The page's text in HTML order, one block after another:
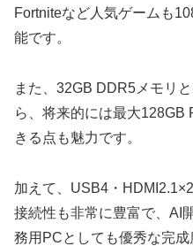
Fortniteなど人気ゲームも
能です。
また、32GB DDR5メモリ
ら、将来的には最大128GB
きる点も魅力です。
加えて、USB4・
接続性も非常に豊富で、AI
務用PCとしても優秀な完成